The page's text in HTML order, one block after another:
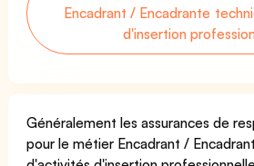
Encadrant / Encadrante
d'insertion
Généralement les assurances de
pour le métier Encadrant /